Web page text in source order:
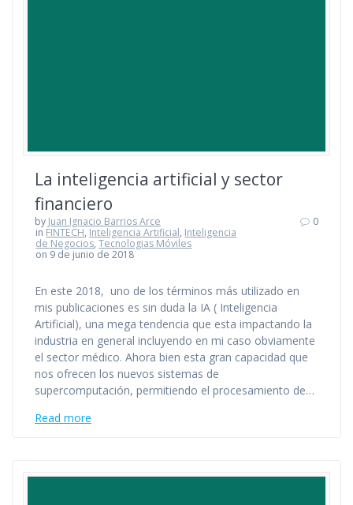
La inteligencia artificial y sector
financiero
by Juan Ignacio Barrios Arce
in FINTECH, Inteligencia Artificial, Inteligencia
de Negocios,Tecnologias Móviles
on 9 de junio de 2018
0
En este 2018, uno de los términos más utilizado en
mis publicaciones es sin duda la IA ( Inteligencia
Artificial), una mega tendencia que esta impactando la
industria en general incluyendo en mi caso obviamente
el sector médico. Ahora bien esta gran capacidad que
nos ofrecen los nuevos sistemas de
supercomputación, permitiendo el procesamiento de…
Read more